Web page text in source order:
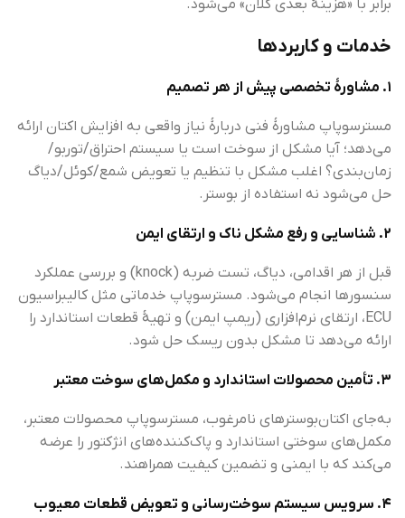
برابر با «هزینهٔ بعدی کلان» می‌شود.
خدمات و کاربردها
۱. مشاورهٔ تخصصی پیش از هر تصمیم
مسترسوپاپ مشاورهٔ فنی دربارهٔ نیاز واقعی به افزایش اکتان ارائه
می‌دهد؛ آیا مشکل از سوخت است یا سیستم احتراق/توربو/
زمان‌بندی؟ اغلب مشکل با تنظیم یا تعویض شمع/کوئل/دیاگ
حل می‌شود نه استفاده از بوستر.
۲. شناسایی و رفع مشکل ناک و ارتقای ایمن
قبل از هر اقدامی، دیاگ، تست ضربه (knock) و بررسی عملکرد
سنسورها انجام می‌شود. مسترسوپاپ خدماتی مثل کالیبراسیون
ECU، ارتقای نرم‌افزاری (ریمپ ایمن) و تهیهٔ قطعات استاندارد را
ارائه می‌دهد تا مشکل بدون ریسک حل شود.
۳. تأمین محصولات استاندارد و مکمل‌های سوخت معتبر
به‌جای اکتان‌بوسترهای نامرغوب، مسترسوپاپ محصولات معتبر،
مکمل‌های سوختی استاندارد و پاک‌کننده‌های انژکتور را عرضه
می‌کند که با ایمنی و تضمین کیفیت همراهند.
۴. سرویس سیستم سوخت‌رسانی و تعویض قطعات معیوب